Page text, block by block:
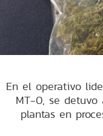
En el operativo
MT-0, se detuvo
plantas en